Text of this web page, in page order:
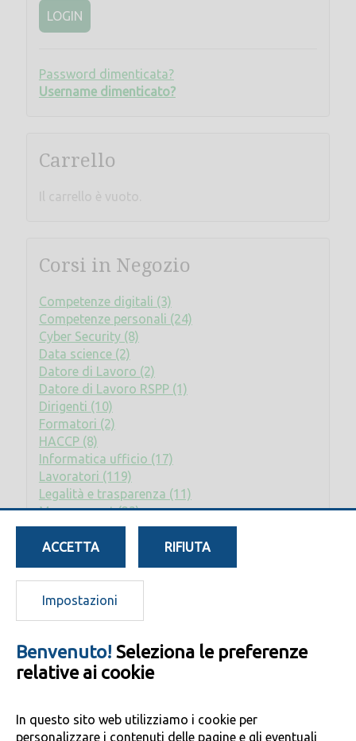
LOGIN
Password dimenticata?
Username dimenticato?
Carrello
Il carrello è vuoto.
Corsi in Negozio
Competenze digitali (3)
Competenze personali (24)
Cyber Security (8)
Data science (2)
Datore di Lavoro (2)
Datore di Lavoro RSPP (1)
Dirigenti (10)
Formatori (2)
HACCP (8)
Informatica ufficio (17)
Lavoratori (119)
Legalità e trasparenza (11)
Management (23)
Privacy (2)
Rischio elettrico (2)
RSPP - ASPP (17)
Sostenibilità (7)
RIFIUTA
ACCETTA
Impostazioni
Benvenuto! Seleziona le preferenze
relative ai cookie
In questo sito web utilizziamo i cookie per
personalizzare i contenuti delle pagine e gli eventuali
| Privacy Policy| Cookie Policy
Dichiarazione di accessibilità
Via Antonino Caponnetto, 1/Int. - 50041 - Calenzano (FI)